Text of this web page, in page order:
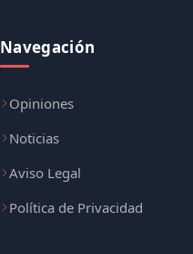
Navegación
Opiniones
Noticias
Aviso Legal
Política de Privacidad